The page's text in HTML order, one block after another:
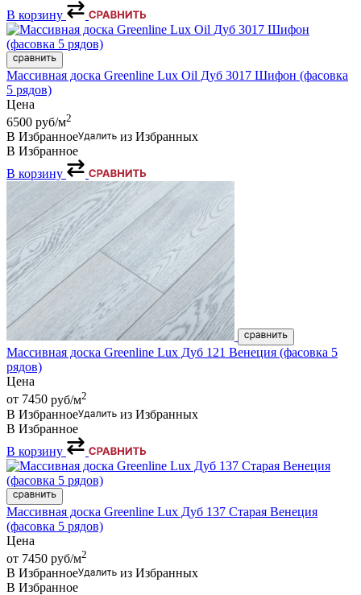
В корзину
Массивная доска Greenline Lux Oil Дуб 3017 Шифон (фасовка
5 рядов)
Цена
6500 руб/м2
В Избранное
из Избранных
В Избранное
В корзину
Массивная доска Greenline Lux Дуб 121 Венеция (фасовка 5
рядов)
Цена
от 7450 руб/м2
В Избранное
из Избранных
В Избранное
В корзину
Массивная доска Greenline Lux Дуб 137 Старая Венеция
(фасовка 5 рядов)
Цена
от 7450 руб/м2
В Избранное
из Избранных
В Избранное